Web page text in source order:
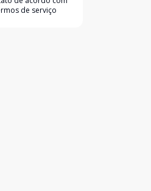
de serviço